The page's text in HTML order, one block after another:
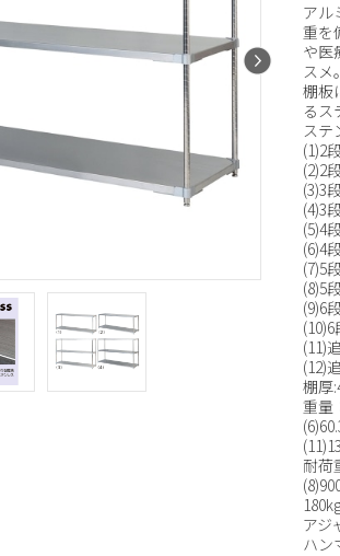
アル
重を
や医
スメ。
棚板
るス
ステ
(1)2
(2)2
(3)3
(4)3
(5)4
(6)4
(7)5
(8)5
(9)6
(11)
(12)
棚厚
重量
耐荷
アジ
ハン